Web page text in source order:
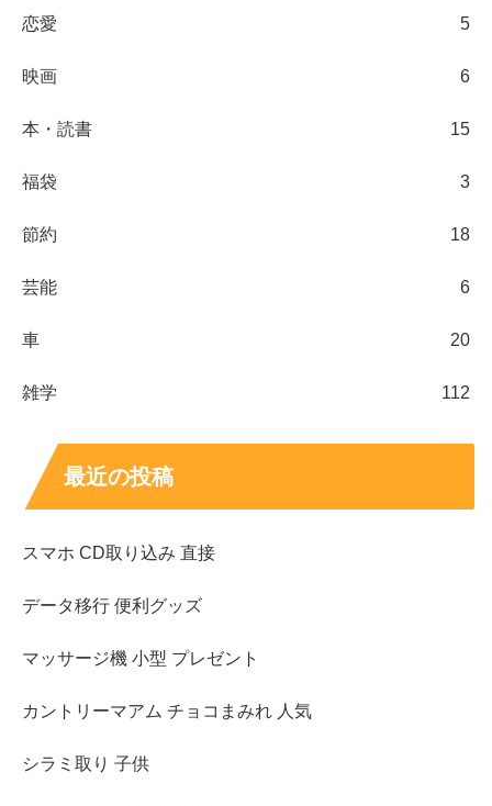
恋愛 5
映画 6
本・読書 15
福袋 3
節約 18
芸能 6
車 20
雑学 112
最近の投稿
スマホ CD取り込み 直接
データ移行 便利グッズ
マッサージ機 小型 プレゼント
カントリーマアム チョコまみれ 人気
シラミ取り 子供